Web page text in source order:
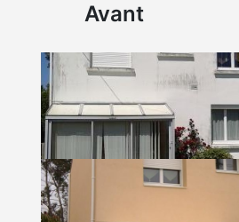
Avant